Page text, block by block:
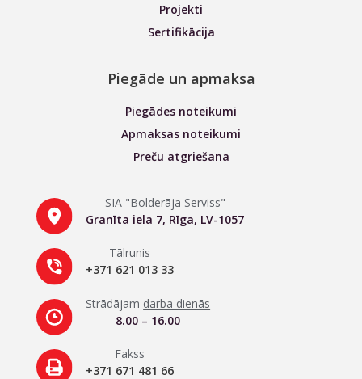
Projekti
Sertifikācija
Piegāde un apmaksa
Piegādes noteikumi
Apmaksas noteikumi
Preču atgriešana
SIA "Bolderāja Serviss"
Granīta iela 7, Rīga, LV-1057
Tālrunis
+371 621 013 33
Strādājam darba dienās
8.00 – 16.00
Fakss
+371 671 481 66